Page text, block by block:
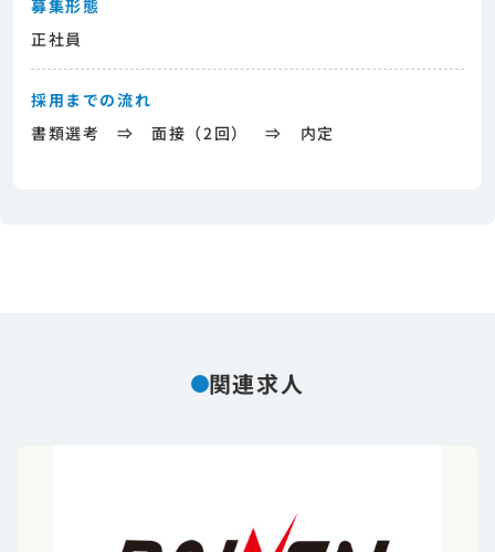
募集形態
正社員
採用までの流れ
書類選考 ⇒ 面接（2回） ⇒ 内定
関連求人